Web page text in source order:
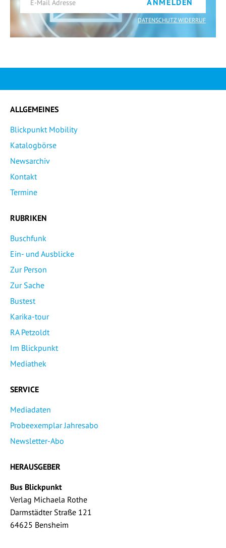
DATENSCHUTZ WIDERRUF
ALLGEMEINES
Blickpunkt Mobility
Katalogbörse
Newsarchiv
Kontakt
Termine
RUBRIKEN
Buschfunk
Ein- und Ausblicke
Zur Person
Zur Sache
Bustest
Karika-tour
RA Petzoldt
Im Blickpunkt
Mediathek
SERVICE
Mediadaten
Probeexemplar Jahresabo
Newsletter-Abo
HERAUSGEBER
Bus Blickpunkt
Verlag Michaela Rothe
Darmstädter Straße 121
64625 Bensheim